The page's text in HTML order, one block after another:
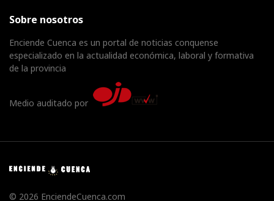
Sobre nosotros
Enciende Cuenca es un portal de noticias conquense
especializado en la actualidad económica, laboral y formativa
de la provincia
Medio auditado por
© 2026 EnciendeCuenca.com